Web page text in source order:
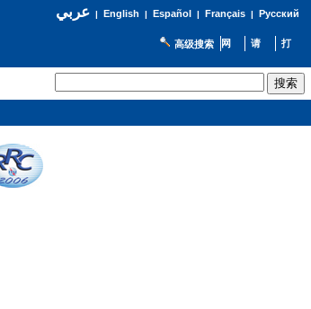
عربي| English | Español | Français| Русский
高级搜索